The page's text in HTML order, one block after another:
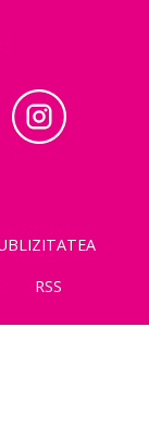
RSS